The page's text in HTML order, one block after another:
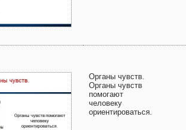
Органы чувств.
Органы чувств
помогают
человеку
ориентироваться.